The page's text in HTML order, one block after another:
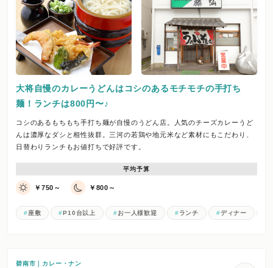
大将自慢のカレーうどんはコシのあるモチモチの手打ち
麺！ランチは800円〜♪
コシのあるもちもち手打ち麺が自慢のうどん店。人気のチーズカレーうど
んは濃厚なダシと相性抜群。三河の若鶏や地元米など素材にもこだわり、
日替わりランチもお値打ちで好評です。
平均予算
￥750～ ￥800～
座敷 P10台以上 お一人様歓迎 ランチ ディナー
碧南市｜カレー・ナン